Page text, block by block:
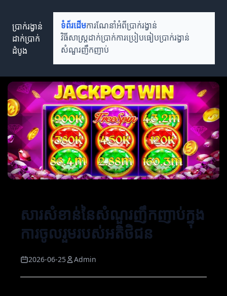
ប្រាក់រង្វាន់
ដាក់ប្រាក់
ដំបូង
ទំព័រដើមការណែនាំអំពីប្រាក់រង្វាន់
វិធីសាស្ត្រដាក់ប្រាក់ការប្រៀបធៀបប្រាក់រង្វាន់
សំណួរញឹកញាប់
សារសំខាន់នៃសំណួរញឹកញាប់ក្នុង
ការចូលរួមរបស់អតិថិជន
2026-06-25 Admin